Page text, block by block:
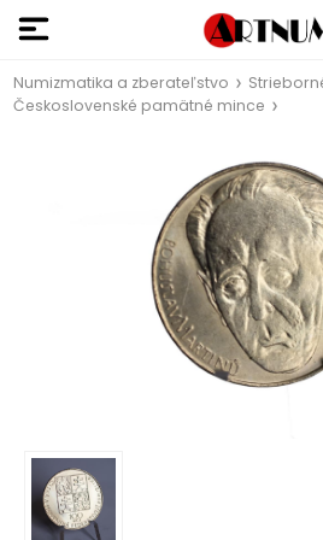
Numizmatika a zberateľstvo
Československé pamätné mince